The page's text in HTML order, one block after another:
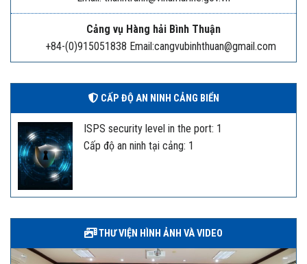
Cảng vụ Hàng hải Bình Thuận
+84-(0)915051838 Email:cangvubinhthuan@gmail.com
CẤP ĐỘ AN NINH CẢNG BIỂN
ISPS security level in the port: 1
Cấp độ an ninh tại cảng: 1
THƯ VIỆN HÌNH ẢNH VÀ VIDEO